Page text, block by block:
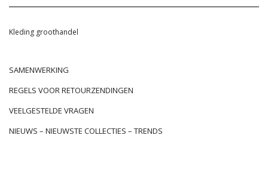
Kleding groothandel
SAMENWERKING
REGELS VOOR RETOURZENDINGEN
VEELGESTELDE VRAGEN
NIEUWS – NIEUWSTE COLLECTIES – TRENDS